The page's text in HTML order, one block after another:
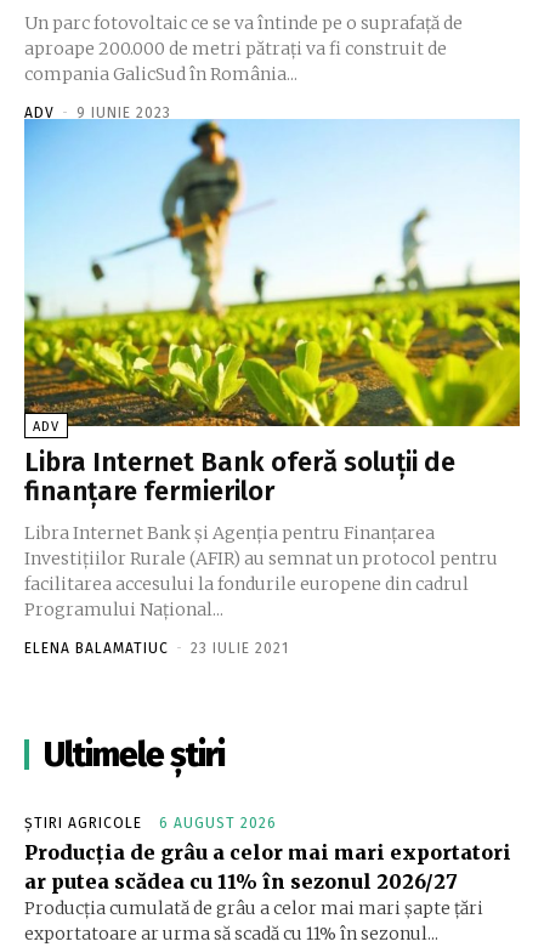
Un parc fotovoltaic ce se va întinde pe o suprafaţă de
aproape 200.000 de metri pătraţi va fi construit de
compania GalicSud în România...
ADV - 9 IUNIE 2023
ADV
Libra Internet Bank oferă soluţii de
finanţare fermierilor
Libra Internet Bank şi Agenţia pentru Finanţarea
Investiţiilor Rurale (AFIR) au semnat un protocol pentru
facilitarea accesului la fondurile europene din cadrul
Programului Naţional...
ELENA BALAMATIUC - 23 IULIE 2021
Ultimele știri
ȘTIRI AGRICOLE 6 AUGUST 2026
Producția de grâu a celor mai mari exportatori
ar putea scădea cu 11% în sezonul 2026/27
Producția cumulată de grâu a celor mai mari șapte țări
exportatoare ar urma să scadă cu 11% în sezonul...